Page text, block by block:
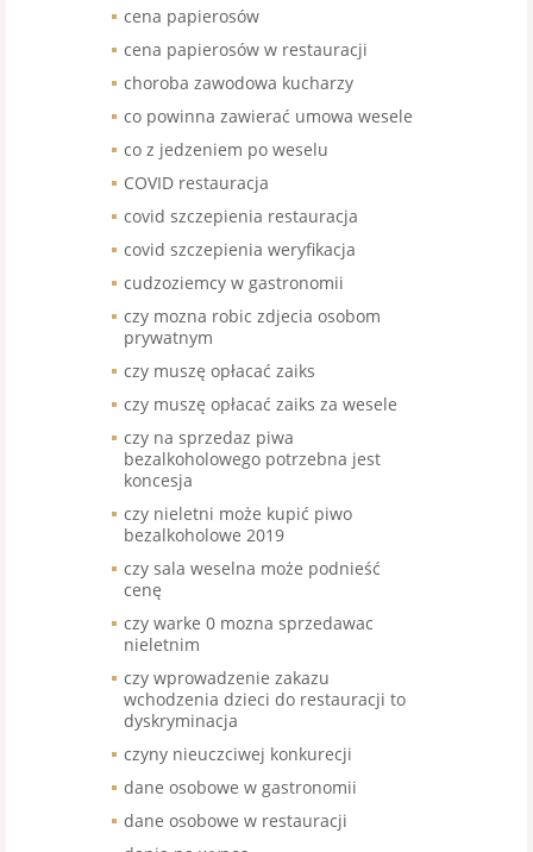
cena papierosów
cena papierosów w restauracji
choroba zawodowa kucharzy
co powinna zawierać umowa wesele
co z jedzeniem po weselu
COVID restauracja
covid szczepienia restauracja
covid szczepienia weryfikacja
cudzoziemcy w gastronomii
czy mozna robic zdjecia osobom
prywatnym
czy muszę opłacać zaiks
czy muszę opłacać zaiks za wesele
czy na sprzedaz piwa
bezalkoholowego potrzebna jest
koncesja
czy nieletni może kupić piwo
bezalkoholowe 2019
czy sala weselna może podnieść
cenę
czy warke 0 mozna sprzedawac
nieletnim
czy wprowadzenie zakazu
wchodzenia dzieci do restauracji to
dyskryminacja
czyny nieuczciwej konkurecji
dane osobowe w gastronomii
dane osobowe w restauracji